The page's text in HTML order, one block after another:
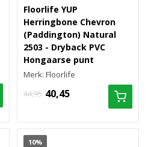
Floorlife YUP
Herringbone Chevron
(Paddington) Natural
2503 - Dryback PVC
Hongaarse punt
Merk: Floorlife
44,95 40,45
10%